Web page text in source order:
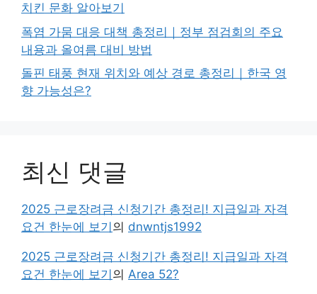
치킨 문화 알아보기
폭염 가뭄 대응 대책 총정리｜정부 점검회의 주요
내용과 올여름 대비 방법
돌핀 태풍 현재 위치와 예상 경로 총정리｜한국 영
향 가능성은?
최신 댓글
2025 근로장려금 신청기간 총정리! 지급일과 자격
요건 한눈에 보기 의 dnwntjs1992
2025 근로장려금 신청기간 총정리! 지급일과 자격
요건 한눈에 보기 의 Area 52?